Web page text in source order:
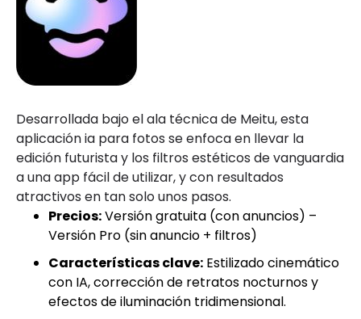
Desarrollada bajo el ala técnica de Meitu, esta
aplicación ia para fotos se enfoca en llevar la
edición futurista y los filtros estéticos de vanguardia
a una app fácil de utilizar, y con resultados
atractivos en tan solo unos pasos.
Precios:Versión gratuita (con anuncios) –
Versión Pro (sin anuncio + filtros)
Características clave: Estilizado cinemático
con IA, corrección de retratos nocturnos y
efectos de iluminación tridimensional.